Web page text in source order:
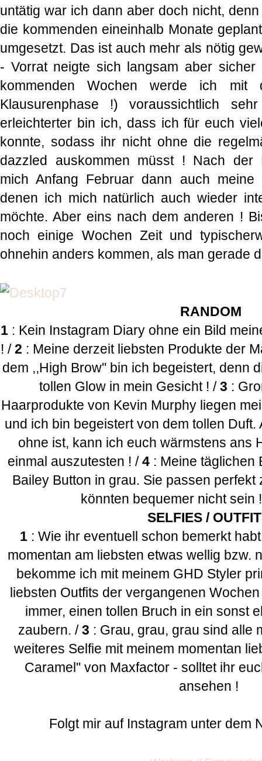
untätig war ich dann aber doch nicht,
die kommenden eineinhalb Monate
umgesetzt. Das ist auch mehr als nötig
- Vorrat neigte sich langsam aber
kommenden Wochen werde ich mit
Klausurenphase !) voraussichtlich
erleichterter bin ich, dass ich für euch
konnte, sodass ihr nicht ohne die
dazzled auskommen müsst ! Nach der
mich Anfang Februar dann auch meine
denen ich mich natürlich auch wieder
möchte. Aber eins nach dem anderen !
noch einige Wochen Zeit und
ohnehin anders kommen, als man gerade
RANDOM
1 : Kein Instagram Diary ohne ein Bild
! /2 : Meine derzeit liebsten Produkte der
dem ,,High Brow'' bin ich begeistert, denn
tollen Glow in mein Gesicht ! /3 :
Haarprodukte von Kevin Murphy liegen
und ich bin begeistert von dem tollen
ohne ist, kann ich euch wärmstens ans
einmal auszutesten ! /4: Meine täglichen
Bailey Button in grau. Sie passen perfekt
könnten bequemer nicht sein
SELFIES /
1 : Wie ihr eventuell schon bemerkt
momentan am liebsten etwas wellig bzw.
bekomme ich mit meinem GHD Styler
liebsten Outfits der vergangenen
immer, einen tollen Bruch in ein sonst
zaubern. /3 : Grau, grau, grau sind
weiteres Selfie mit meinem momentan
Caramel'' von Maxfactor - solltet ihr
ansehen !
Folgt mir auf Instagram unter dem